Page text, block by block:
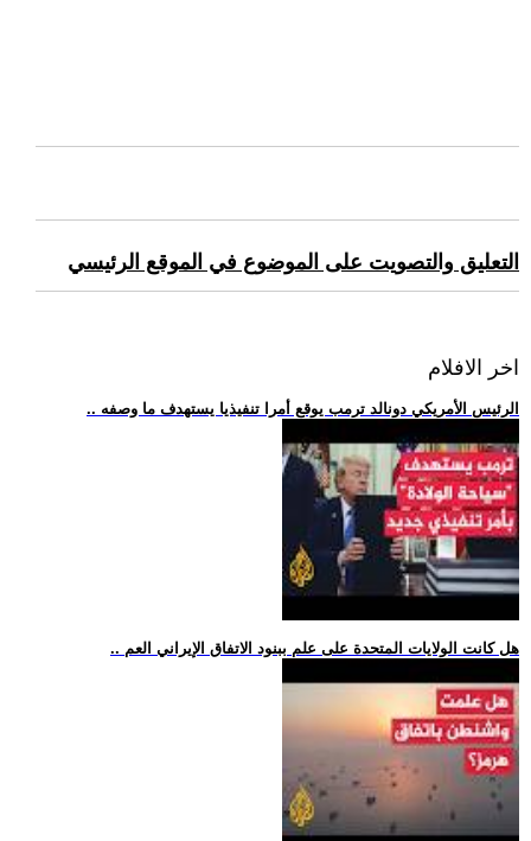
التعليق والتصويت على الموضوع في الموقع الرئيسي
اخر الافلام
.. الرئيس الأمريكي دونالد ترمب يوقع أمرا تنفيذيا يستهدف ما وصفه
.. هل كانت الولايات المتحدة على علم ببنود الاتفاق الإيراني العم